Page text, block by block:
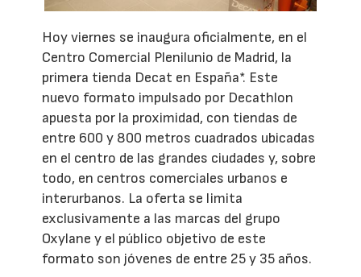
Hoy viernes se inaugura oficialmente, en el
Centro Comercial Plenilunio de Madrid, la
primera tienda Decat en España*. Este
nuevo formato impulsado por Decathlon
apuesta por la proximidad, con tiendas de
entre 600 y 800 metros cuadrados ubicadas
en el centro de las grandes ciudades y, sobre
todo, en centros comerciales urbanos e
interurbanos. La oferta se limita
exclusivamente a las marcas del grupo
Oxylane y el público objetivo de este
formato son jóvenes de entre 25 y 35 años.